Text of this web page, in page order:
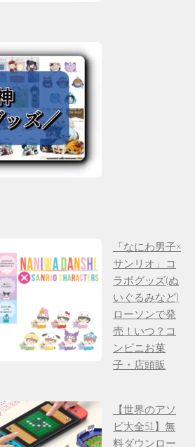
「なにわ男子×
サンリオ」コ
ラボグッズ(ぬ
いぐるみなど)
ローソンで発
売！いつ？コ
ンビニお菓
子・店頭販
【世界のアソ
ビ大全51】無
料ダウンロー